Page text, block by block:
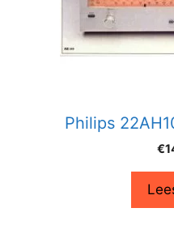
Philips
€